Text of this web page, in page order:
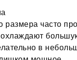
размера часто
в